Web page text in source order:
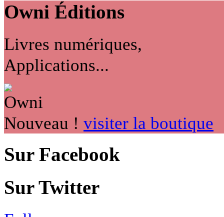
Owni Éditions
Livres numériques,
Applications...
Nouveau ! visiter la boutique
Sur Facebook
Sur Twitter